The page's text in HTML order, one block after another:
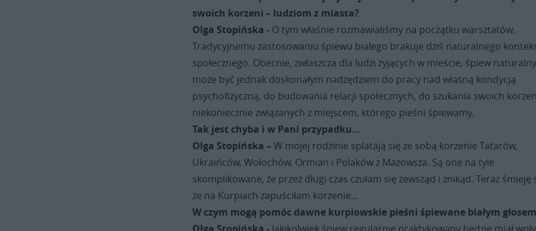
swoich korzeni – ludziom z miasta?
Olga Stopińska - O tym właśnie rozmawialiśmy na początku warsztatów.
Tradycyjnemu zastosowaniu śpiewu białego brakuje dziś naturalnego
społecznego. Obecnie, zwłaszcza dla ludzi żyjących w mieście, śpiew naturalny
może być jednak doskonałym nadzędziem do pracy nad własną kondycją
psychofizyczną, do budowania relacji społecznych, do szukania swoich
niekoniecznie związanych z miejscem, którego pieśni śpiewamy.
Tak jest chyba i w Pani przypadku…
Olga Stopińska – W mojej rodzinie splatają się ze sobą korzenie Tatarów,
Ukraińców, Wołochów, Ormian i Polaków z Mazowsza. Są one na tyle
skomplikowane, że przez długi czas czułam się zewsząd i znikąd. Teraz śmieję
że na Kurpiach zapuściłam korzenie…
W czym mogą pomóc dawne kurpiowskie pieśni śpiewane białym